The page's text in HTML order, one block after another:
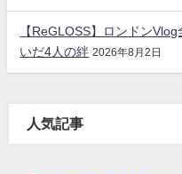
【ReGLOSS】ロンドン
いだ4人の絆 2026年8月2日
人気記事